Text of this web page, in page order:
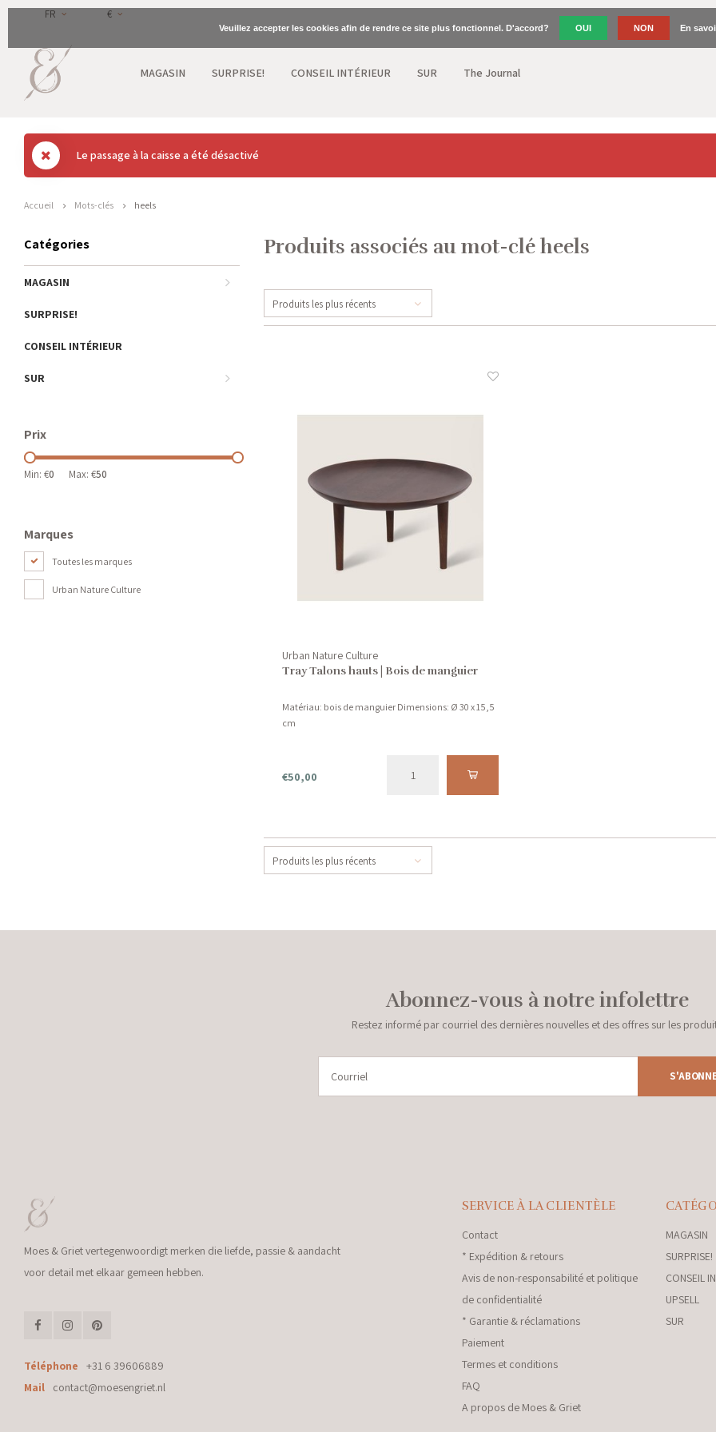
FR €
MAGASIN SURPRISE! CONSEIL INTÉRIEUR SUR The Journal
Le passage à la caisse a été désactivé
Accueil Mots-clés heels
Catégories
MAGASIN
SURPRISE!
CONSEIL INTÉRIEUR
SUR
Prix
Min: €0 Max: €50
Marques
Toutes les marques
Urban Nature Culture
Produits associés au mot-clé heels
Produits les plus récents
Urban Nature Culture
Tray Talons hauts | Bois de manguier
Matériau: bois de manguier Dimensions: Ø 30 x 15,5
cm
€50,00
Produits les plus récents
Abonnez-vous à notre infolettre
Restez informé par courriel des dernières nouvelles et des offres sur les
Moes & Griet vertegenwoordigt merken die liefde, passie & aandacht
voor detail met elkaar gemeen hebben.
Téléphone
+31 6 39606889
Mail
contact@moesengriet.nl
SERVICE À LA CLIENTÈLE
Contact
* Expédition & retours
Avis de non-responsabilité et politique
de confidentialité
* Garantie & réclamations
Paiement
Termes et conditions
FAQ
A propos de Moes & Griet
MAGASIN
SURPRISE!
CONSEIL
UPSELL
SUR
Veuillez accepter les cookies afin de rendre ce site plus fonctionnel. D'accord? OUI NON En